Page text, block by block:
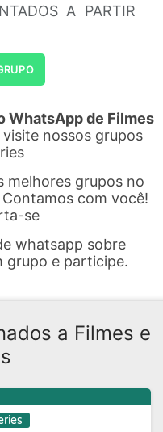
A PARTIR
WhatsApp de Filmes
nossos grupos
melhores grupos no
com você!
se
whatsapp sobre
grupo e participe.
a Filmes e